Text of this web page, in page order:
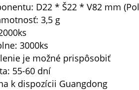
D22 * Š22 * V82 mm
3,5 g
3000ks
je možné prispôsobiť
55-60 dní
k dispozícii Guangdong